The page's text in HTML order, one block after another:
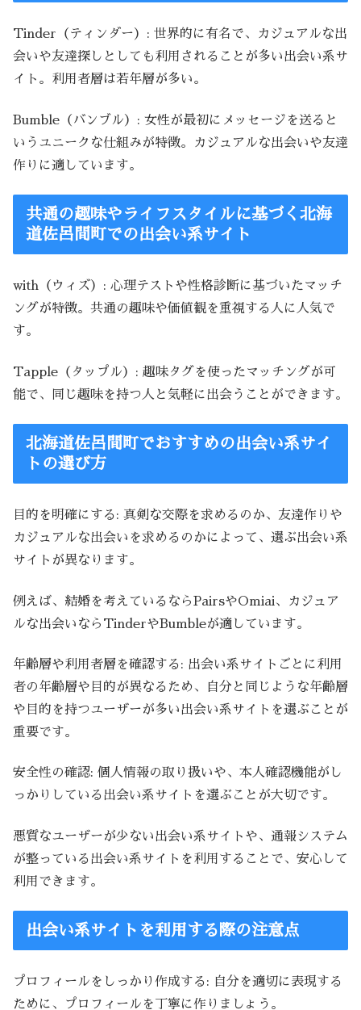
Tinder（ティンダー）: 世界的に有名で、カジュアルな出
会いや友達探しとしても利用されることが多い出会い系サ
イト。利用者層は若年層が多い。
Bumble（バンブル）: 女性が最初にメッセージを送ると
いうユニークな仕組みが特徴。カジュアルな出会いや友達
作りに適しています。
共通の趣味やライフスタイルに基づく北海
道佐呂間町での出会い系サイト
with（ウィズ）: 心理テストや性格診断に基づいたマッチ
ングが特徴。共通の趣味や価値観を重視する人に人気で
す。
Tapple（タップル）: 趣味タグを使ったマッチングが可
能で、同じ趣味を持つ人と気軽に出会うことができます。
北海道佐呂間町でおすすめの出会い系サイ
トの選び方
目的を明確にする: 真剣な交際を求めるのか、友達作りや
カジュアルな出会いを求めるのかによって、選ぶ出会い系
サイトが異なります。
例えば、結婚を考えているならPairsやOmiai、カジュア
ルな出会いならTinderやBumbleが適しています。
年齢層や利用者層を確認する: 出会い系サイトごとに利用
者の年齢層や目的が異なるため、自分と同じような年齢層
や目的を持つユーザーが多い出会い系サイトを選ぶことが
重要です。
安全性の確認: 個人情報の取り扱いや、本人確認機能がし
っかりしている出会い系サイトを選ぶことが大切です。
悪質なユーザーが少ない出会い系サイトや、通報システム
が整っている出会い系サイトを利用することで、安心して
利用できます。
出会い系サイトを利用する際の注意点
プロフィールをしっかり作成する: 自分を適切に表現する
ために、プロフィールを丁寧に作りましょう。